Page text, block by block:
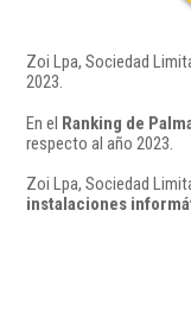
Zoi Lpa, Sociedad
2023.
En el Ranking de
respecto al año 2023.
Zoi Lpa, Sociedad
instalaciones